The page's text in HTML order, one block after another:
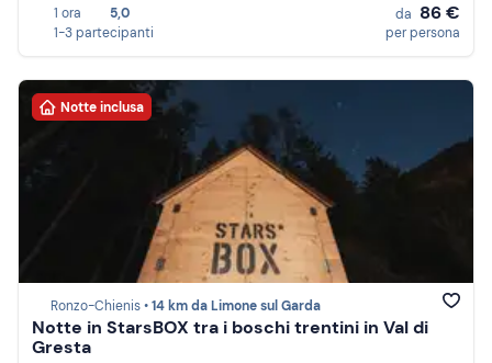
1 ora
5,0
1-3 partecipanti
da 86 €
per persona
Notte inclusa
Ronzo-Chienis •14 km da Limone sul Garda
Notte in StarsBOX tra i boschi trentini in Val di
Gresta